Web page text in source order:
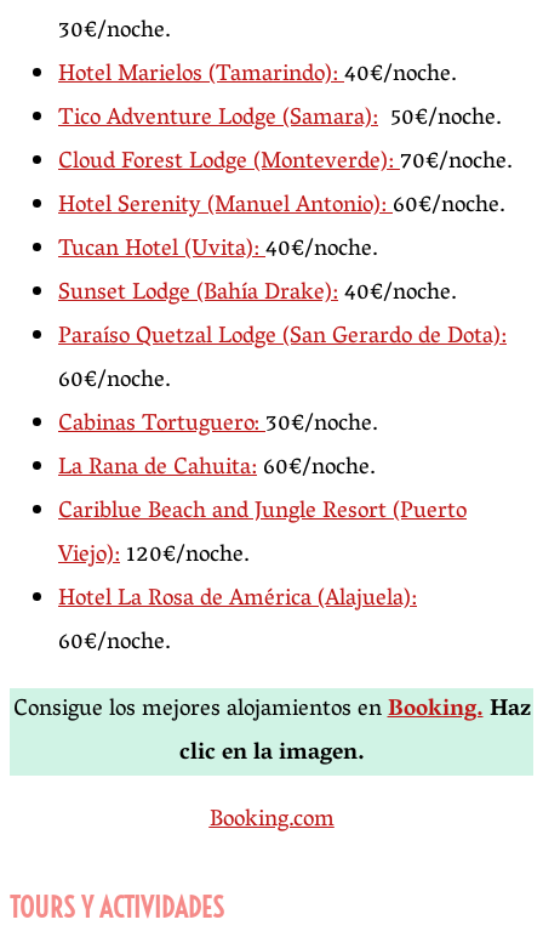
30€/noche.
Hotel Marielos (Tamarindo):40€/noche.
Tico Adventure Lodge (Samara): 50€/noche.
Cloud Forest Lodge (Monteverde):70€/noche.
Hotel Serenity (Manuel Antonio):60€/noche.
Tucan Hotel (Uvita):40€/noche.
Sunset Lodge (Bahía Drake):40€/noche.
Paraíso Quetzal Lodge (San Gerardo de Dota):
60€/noche.
Cabinas Tortuguero:30€/noche.
La Rana de Cahuita:60€/noche.
Cariblue Beach and Jungle Resort (Puerto
Viejo):120€/noche.
Hotel La Rosa de América (Alajuela):
60€/noche.
Consigue los mejores alojamientos enBooking.Haz
clic en la imagen.
Booking.com
TOURS Y ACTIVIDADES